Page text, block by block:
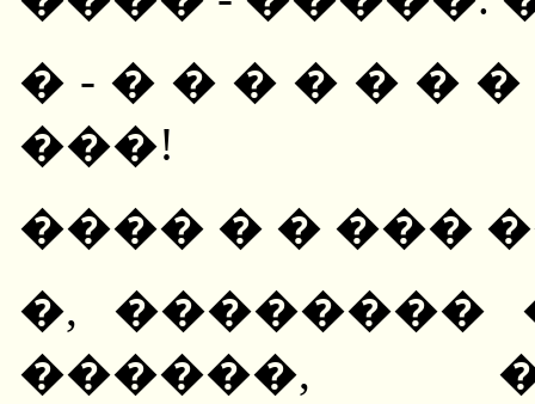
� - � � � � � �
���!
���� � � ���
�, ��������
������,